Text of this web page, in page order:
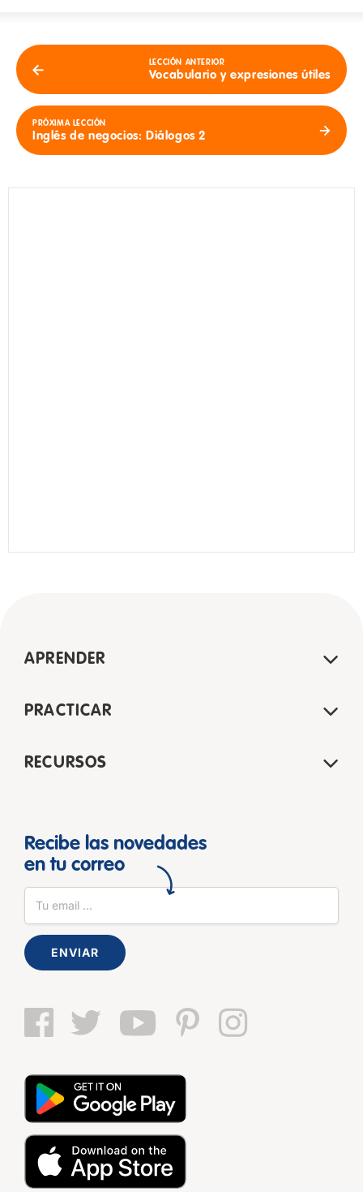
LECCIÓN ANTERIOR
Vocabulario y expresiones útiles
PRÓXIMA LECCIÓN
Inglés de negocios: Diálogos 2
APRENDER
PRACTICAR
RECURSOS
Recibe las novedades
en tu correo
ENVIAR